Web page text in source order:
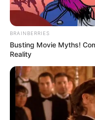
This New Will Give
BRAINBERRIES
Busting Movie Myths!
Reality